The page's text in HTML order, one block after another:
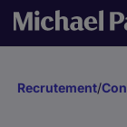
Recrutement/